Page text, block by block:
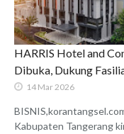
HARRIS Hotel and
Dibuka, Dukung
14 Mar 2026
Kabupaten Tangerang